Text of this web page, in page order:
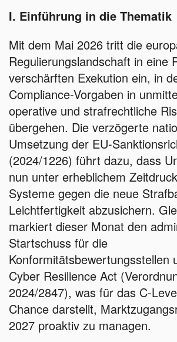
I. Einführung in die Thematik
Mit dem Mai 2026 tritt die
Regulierungslandschaft in eine
verschärften Exekution ein, in
Compliance-Vorgaben in
operative und strafrechtliche
übergehen. Die verzögerte
Umsetzung der EU-
(2024/1226) führt dazu, dass
nun unter erheblichem
Systeme gegen die neue
Leichtfertigkeit abzusichern.
markiert dieser Monat den
Startschuss für die
Konformitätsbewertungsstellen
Cyber Resilience Act
2024/2847), was für das C-
Chance darstellt,
2027 proaktiv zu managen.